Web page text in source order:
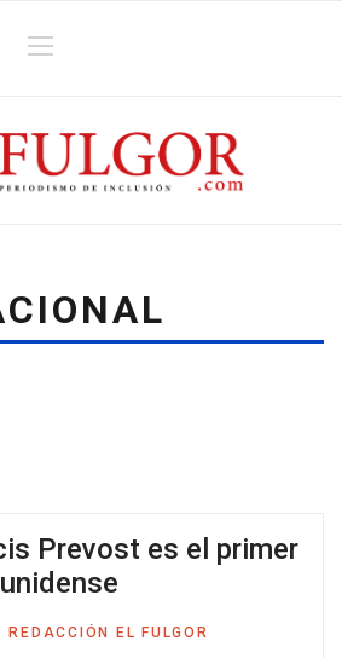
Prevost es el primer
REDACCIÓN EL FULGOR